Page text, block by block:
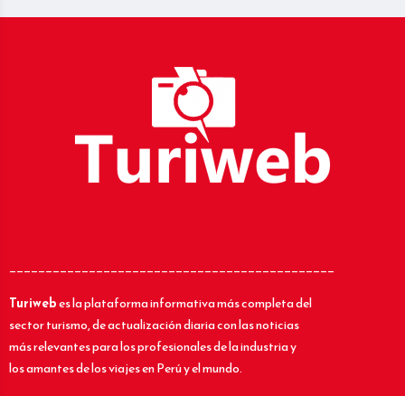
_____________________________________________
Turiwebes la plataforma informativa más completa del
sector turismo, de actualización diaria con las noticias
más relevantes para los profesionales de la industria y
los amantes de los viajes en Perú y el mundo.